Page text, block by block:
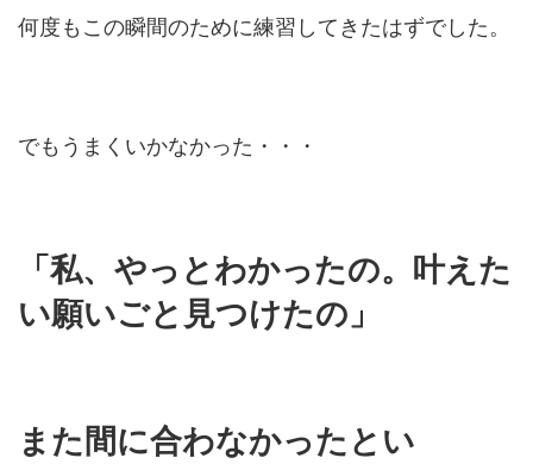
何度もこの瞬間のために練習してきたはずでした。
でもうまくいかなかった・・・
「私、やっとわかったの。叶えた
い願いごと見つけたの」
また間に合わなかったとい